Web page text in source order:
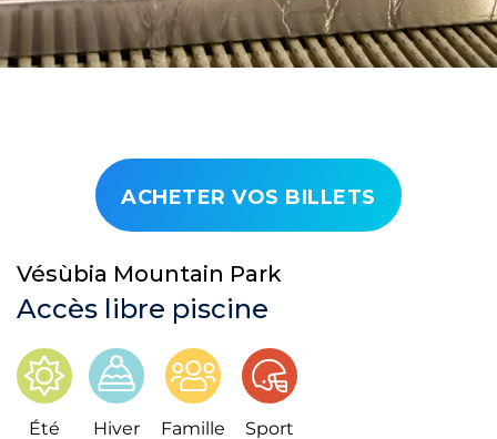
ACHETER VOS BILLETS
Vésùbia Mountain Park
Accès libre piscine
Été Hiver Famille Sport